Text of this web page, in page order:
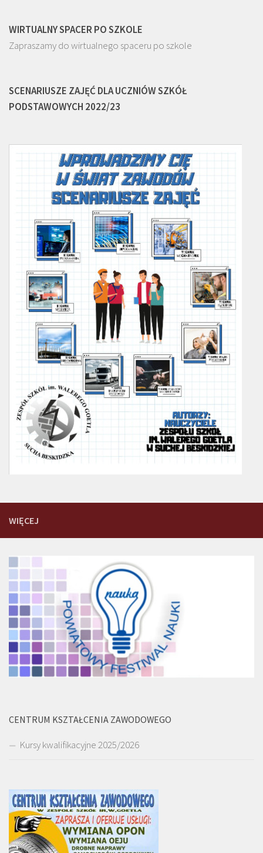
WIRTUALNY SPACER PO SZKOLE
Zapraszamy do wirtualnego spaceru po szkole
SCENARIUSZE ZAJĘĆ DLA UCZNIÓW SZKÓŁ
PODSTAWOWYCH 2022/23
WIĘCEJ
CENTRUM KSZTAŁCENIA ZAWODOWEGO
Kursy kwalifikacyjne 2025/2026